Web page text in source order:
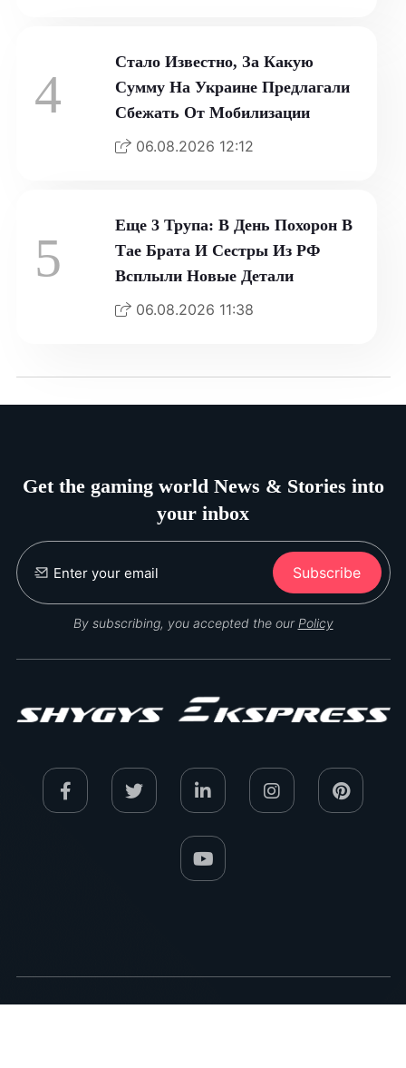
4
Стало Известно, За Какую
Сумму На Украине Предлагали
Сбежать От Мобилизации
06.08.2026 12:12
5
Еще 3 Трупа: В День Похорон В
Тае Брата И Сестры Из РФ
Всплыли Новые Детали
06.08.2026 11:38
Get the gaming world News & Stories into
your inbox
Subscribe
By subscribing, you accepted the our Policy